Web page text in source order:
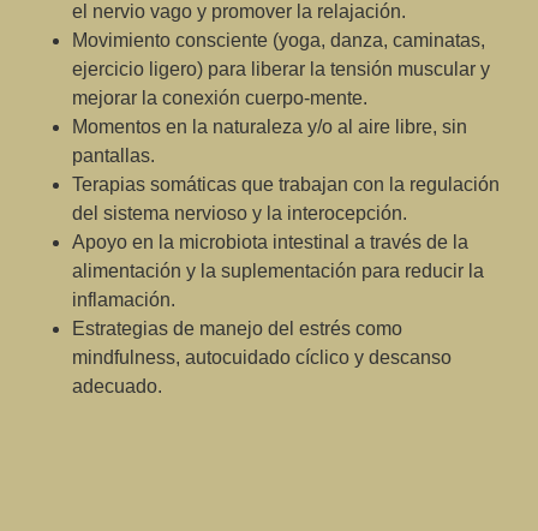
el nervio vago y promover la relajación.
Movimiento consciente (yoga, danza, caminatas,
ejercicio ligero) para liberar la tensión muscular y
mejorar la conexión cuerpo-mente.
Momentos en la naturaleza y/o al aire libre, sin
pantallas.
Terapias somáticas que trabajan con la regulación
del sistema nervioso y la interocepción.
Apoyo en la microbiota intestinal a través de la
alimentación y la suplementación para reducir la
inflamación.
Estrategias de manejo del estrés como
mindfulness, autocuidado cíclico y descanso
adecuado.